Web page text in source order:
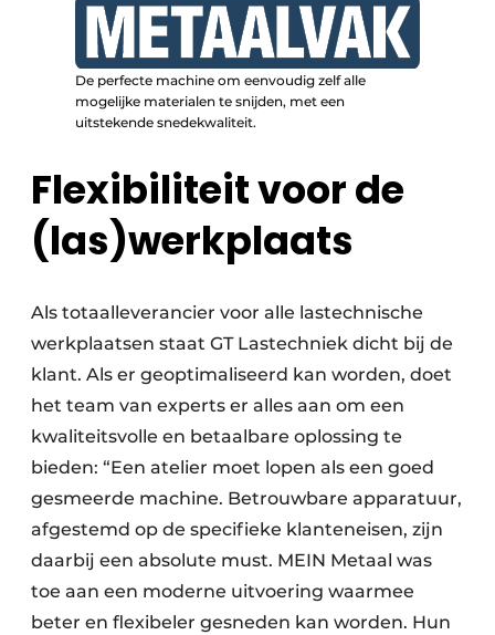
De perfecte machine om eenvoudig zelf alle
mogelijke materialen te snijden, met een
uitstekende snedekwaliteit.
Flexibiliteit voor de
(las)werkplaats
Als totaalleverancier voor alle lastechnische
werkplaatsen staat GT Lastechniek dicht bij de
klant. Als er geoptimaliseerd kan worden, doet
het team van experts er alles aan om een
kwaliteitsvolle en betaalbare oplossing te
bieden: “Een atelier moet lopen als een goed
gesmeerde machine. Betrouwbare apparatuur,
afgestemd op de specifieke klanteneisen, zijn
daarbij een absolute must. MEIN Metaal was
toe aan een moderne uitvoering waarmee
beter en flexibeler gesneden kan worden. Hun